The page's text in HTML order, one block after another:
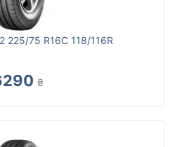
225/75 R16C 118/116R
₴